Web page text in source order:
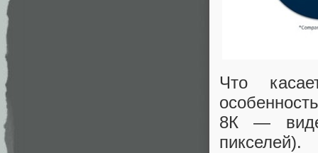
Что
8К —
пикселей).